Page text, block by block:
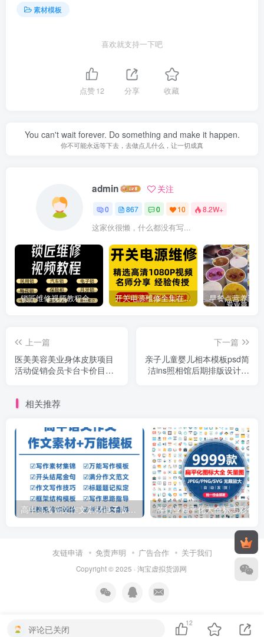
素材模板
喜欢就支持一下吧
点赞12 分享 收藏
You can't wait forever. Do something and make it happen.
你不可能永远等下去，去做点儿什么，让一切成真
admin 关注
0 867 0 10 8.2W+
这家伙很懒，什么都没有写...
锁匠维修视频教程全套从入门到精通技巧培训学习在线自学课程 开关电源维修全集在线视频教程新手零基础课程教程从入门到精通
上一篇
医美美容美业身体皮肤项目
活动促销会员卡台卡价目表
下一篇
亲子儿童婴儿相本模板psd简
洁ins照相馆后期排版设计素
相关推荐
高中高考语文作文素材电子版满分作文写作通用模板及范文句子
友链申请 免责声明 广告合作 关于我们
Copyright © 2025 · 淘宝虚拟货源网
评论已关闭
12